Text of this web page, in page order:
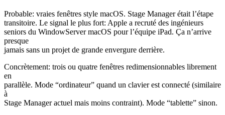
Probable: vraies fenêtres style macOS. Stage Manager était l’étape
transitoire. Le signal le plus fort: Apple a recruté des ingénieurs
seniors du WindowServer macOS pour l’équipe iPad. Ça n’arrive
presque
jamais sans un projet de grande envergure derrière.
Concrètement: trois ou quatre fenêtres redimensionnables librement
en
parallèle. Mode “ordinateur” quand un clavier est connecté (similaire
à
Stage Manager actuel mais moins contraint). Mode “tablette” sinon.